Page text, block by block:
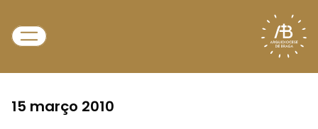
15 março 2010